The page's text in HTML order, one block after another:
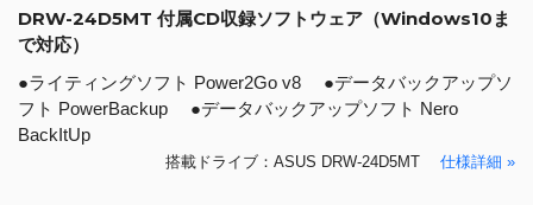
DRW-24D5MT 付属CD収録ソフトウェア（Windows10ま
で対応）
●ライティングソフト Power2Go v8 ●データバックアップソ
フト PowerBackup ●データバックアップソフト Nero
BackItUp
搭載ドライブ：ASUS DRW-24D5MT 仕様詳細 »